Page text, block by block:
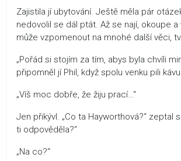
Zajistila jí ubytování. Ještě měla pár
nedovolil se dál ptát. Až se nají, okoupe a
může vzpomenout na mnohé další věci,
„Pořád si stojím za tím, abys byla chvíli
připomněl jí Phil, když spolu venku pili
„Víš moc dobře, že žiju prací…“
Jen přikývl. „Co ta Hayworthová?“ zeptal
ti odpověděla?“
„Na co?“